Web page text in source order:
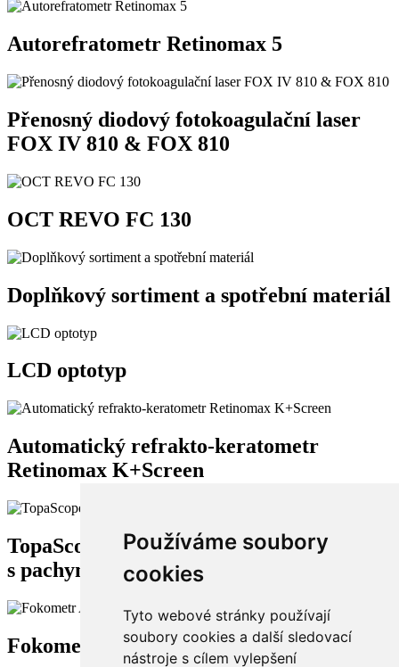
Používáme soubory
cookies
Tyto webové stránky používají
soubory cookies a další sledovací
nástroje s cílem vylepšení
Autorefratometr Retinomax 5
Přenosný diodový fotokoagulační laser
FOX IV 810 & FOX 810
OCT REVO FC 130
Doplňkový sortiment a spotřební materiál
LCD optotyp
Automatický refrakto-keratometr
Retinomax K+Screen
TopaScope® bezkontaktní tonometr
s pachymetrem
Fokometr AL 6700